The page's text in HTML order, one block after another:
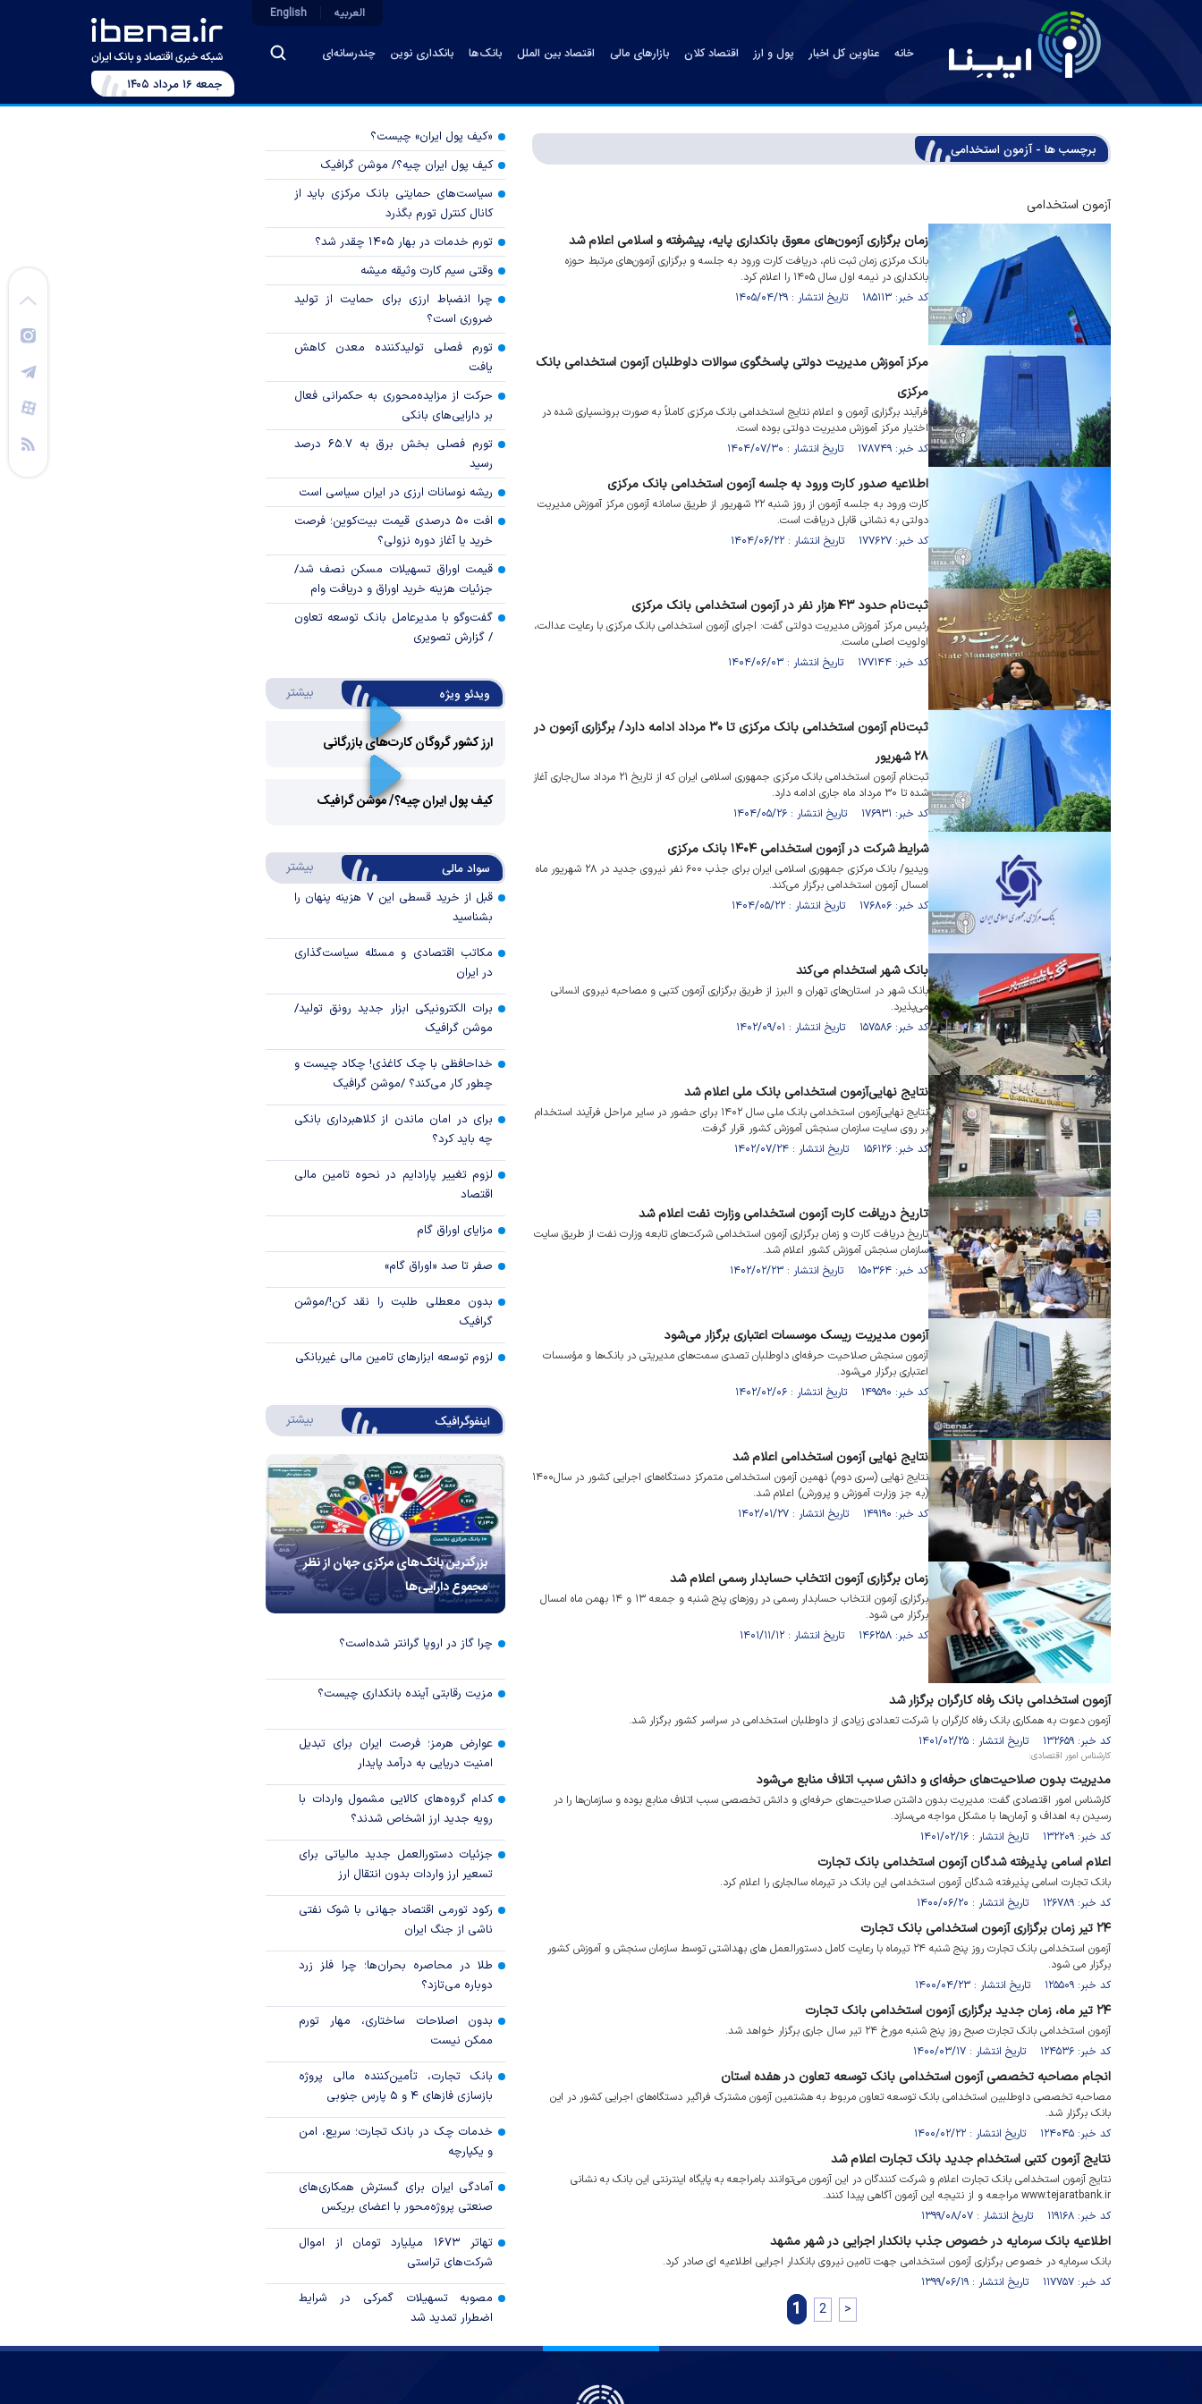
خانه عناوین کل اخبار پول و ارز اقتصاد کلان بازارهای مالی اقتصاد بین الملل بانک‌ها بانکداری نوین چندرسانه‌ای
العربیه English
جمعه ۱۶ مرداد ۱۴۰۵
برچسب ها - آزمون استخدامی
آزمون استخدامی
زمان برگزاری آزمون‌های معوق بانکداری پایه، پیشرفته و اسلامی اعلام شد
بانک مرکزی زمان ثبت نام، دریافت کارت ورود به جلسه و برگزاری آزمون‌های مرتبط حوزه
بانکداری در نیمه اول سال ۱۴۰۵ را اعلام کرد.
کد خبر: ۱۸۵۱۱۳ تاریخ انتشار : ۱۴۰۵/۰۴/۲۹
مرکز آموزش مدیریت دولتی پاسخگوی سوالات داوطلبان آزمون استخدامی بانک
مرکزی
فرآیند برگزاری آزمون و اعلام نتایج استخدامی بانک مرکزی کاملاً به صورت برونسپاری شده در
اختیار مرکز آموزش مدیریت دولتی بوده است.
کد خبر: ۱۷۸۷۴۹ تاریخ انتشار : ۱۴۰۴/۰۷/۳۰
اطلاعیه صدور کارت ورود به جلسه آزمون استخدامی بانک مرکزی
کارت ورود به جلسه آزمون از روز شنبه ۲۲ شهریور از طریق سامانه آزمون مرکز آموزش مدیریت
دولتی به نشانی قابل دریافت است.
کد خبر: ۱۷۷۶۲۷ تاریخ انتشار : ۱۴۰۴/۰۶/۲۲
ثبت‌نام حدود ۴۳ هزار نفر در آزمون استخدامی بانک مرکزی
رئیس مرکز آموزش مدیریت دولتی گفت: اجرای آزمون استخدامی بانک مرکزی با رعایت عدالت،
اولویت اصلی ماست.
کد خبر: ۱۷۷۱۴۴ تاریخ انتشار : ۱۴۰۴/۰۶/۰۳
ثبت‌نام آزمون استخدامی بانک مرکزی تا ۳۰ مرداد ادامه دارد/ برگزاری آزمون در
۲۸ شهریور
ثبت‌نام آزمون استخدامی بانک مرکزی جمهوری اسلامی ایران که از تاریخ ۲۱ مرداد سال‌جاری آغاز
شده تا ۳۰ مرداد ماه جاری ادامه دارد.
کد خبر: ۱۷۶۹۳۱ تاریخ انتشار : ۱۴۰۴/۰۵/۲۶
شرایط شرکت در آزمون استخدامی ۱۴۰۴ بانک مرکزی
ویدیو/ بانک مرکزی جمهوری اسلامی ایران برای جذب ۶۰۰ نفر نیروی جدید در ۲۸ شهریور ماه
امسال آزمون استخدامی برگزار می‌کند.
کد خبر: ۱۷۶۸۰۶ تاریخ انتشار : ۱۴۰۴/۰۵/۲۲
بانک شهر استخدام می‌کند
بانک شهر در استان‌های تهران و البرز از طریق برگزاری آزمون کتبی و مصاحبه نیروی انسانی
می‌پذیرد.
کد خبر: ۱۵۷۵۸۶ تاریخ انتشار : ۱۴۰۲/۰۹/۰۱
نتایج نهایی‌آزمون استخدامی بانک ملی اعلام شد
نتایج نهایی‌آزمون استخدامی بانک ملی سال ۱۴۰۲ برای حضور در سایر مراحل فرآیند استخدام
بر روی سایت سازمان سنجش آموزش کشور قرار گرفت.
کد خبر: ۱۵۶۱۲۶ تاریخ انتشار : ۱۴۰۲/۰۷/۲۴
تاریخ دریافت کارت آزمون استخدامی وزارت نفت اعلام شد
تاریخ دریافت کارت و زمان‌ برگزاری آزمون استخدامی شرکت‌های تابعه وزارت نفت از طریق سایت
سازمان سنجش آموزش کشور اعلام شد.
کد خبر: ۱۵۰۳۶۴ تاریخ انتشار : ۱۴۰۲/۰۲/۲۳
آزمون مدیریت ریسک موسسات اعتباری برگزار می‌شود
آزمون سنجش صلاحیت حرفه‌ای داوطلبان تصدی سمت‌های مدیریتی در بانک‌ها و مؤسسات
اعتباری برگزار می‌شود.
کد خبر: ۱۴۹۵۹۰ تاریخ انتشار : ۱۴۰۲/۰۲/۰۶
نتایج نهایی آزمون استخدامی اعلام شد
نتایج نهایی (سری دوم) نهمین آزمون استخدامی متمرکز دستگاه‌های اجرایی کشور در سال۱۴۰۰
(به جز وزارت آموزش و پرورش) اعلام شد.
کد خبر: ۱۴۹۱۹۰ تاریخ انتشار : ۱۴۰۲/۰۱/۲۷
زمان برگزاری آزمون انتخاب حسابدار رسمی اعلام شد
برگزاری آزمون انتخاب حسابدار رسمی در روز‌های پنج شنبه و جمعه ۱۳ و ۱۴ بهمن ماه امسال
برگزار می شود.
کد خبر: ۱۴۶۲۵۸ تاریخ انتشار : ۱۴۰۱/۱۱/۱۲
آزمون استخدامی بانک رفاه کارگران برگزار شد
آزمون دعوت به همکاری بانک رفاه کارگران با شرکت تعدادی زیادی از داوطلبان استخدامی در سراسر کشور برگزار شد.
کد خبر: ۱۳۲۶۵۹ تاریخ انتشار : ۱۴۰۱/۰۲/۲۵
کارشناس امور اقتصادی:
مدیریت بدون صلاحیت‌های حرفه‌ای و دانش سبب اتلاف منابع می‌شود
کارشناس امور اقتصادی گفت: مدیریت بدون داشتن صلاحیت‌های حرفه‌ای و دانش تخصصی سبب اتلاف منابع بوده و سازمان‌ها را در
رسیدن به اهداف و آرمان‌ها با مشکل مواجه می‌سازد.
کد خبر: ۱۳۲۲۰۹ تاریخ انتشار : ۱۴۰۱/۰۲/۱۶
اعلام اسامی پذیرفته شدگان آزمون استخدامی بانک تجارت
بانک تجارت اسامی پذیرفته شدگان آزمون استخدامی این بانک در تیرماه سالجاری را اعلام کرد.
کد خبر: ۱۲۶۷۸۹ تاریخ انتشار : ۱۴۰۰/۰۶/۲۰
۲۴ تیر زمان برگزاری آزمون استخدامی بانک تجارت
آزمون استخدامی بانک تجارت روز پنج شنبه ۲۴ تیرماه با رعایت کامل دستورالعمل های بهداشتی توسط سازمان سنجش و آموزش کشور
برگزار می شود.
کد خبر: ۱۲۵۵۰۹ تاریخ انتشار : ۱۴۰۰/۰۴/۲۳
۲۴ تیر ماه، زمان جدید برگزاری آزمون استخدامی بانک تجارت
آزمون استخدامی بانک تجارت صبح روز پنج شنبه مورخ ۲۴ تیر سال جاری برگزار خواهد شد.
کد خبر: ۱۲۴۵۳۶ تاریخ انتشار : ۱۴۰۰/۰۳/۱۷
انجام مصاحبه تخصصی آزمون استخدامی بانک توسعه تعاون در هفده استان
مصاحبه تخصصی داوطلبین استخدامی بانک توسعه تعاون مربوط به هشتمین آزمون مشترک فراگیر دستگاه‌های اجرایی کشور در این
بانک برگزار شد.
کد خبر: ۱۲۴۰۴۵ تاریخ انتشار : ۱۴۰۰/۰۲/۲۲
نتایج آزمون کتبی استخدام جدید بانک تجارت اعلام شد
نتایج آزمون استخدامی بانک تجارت اعلام و شرکت کنندگان در این آزمون می‌توانند بامراجعه به پایگاه اینترنتی این بانک به نشانی
www.tejaratbank.ir مراجعه و از نتیجه این آزمون آگاهی پیدا کنند.
کد خبر: ۱۱۹۱۶۸ تاریخ انتشار : ۱۳۹۹/۰۸/۰۷
اطلاعیه بانک سرمایه در خصوص جذب بانکدار اجرایی در شهر مشهد
بانک سرمایه در خصوص برگزاری آزمون استخدامی جهت تامین نیروی بانکدار اجرایی اطلاعیه ای صادر کرد.
کد خبر: ۱۱۷۷۵۷ تاریخ انتشار : ۱۳۹۹/۰۶/۱۹
1 2 >
«کیف پول ایران» چیست؟
کیف پول ایران چیه؟/ موشن گرافیک
سیاست‌های حمایتی بانک مرکزی باید از
کانال کنترل تورم بگذرد
تورم خدمات در بهار ۱۴۰۵ چقدر شد؟
وقتی سیم کارت وثیقه میشه
چرا انضباط ارزی برای حمایت از تولید
ضروری است؟
تورم فصلی تولیدکننده معدن کاهش
یافت
حرکت از مزایده‌محوری به حکمرانی فعال
بر دارایی‌های بانکی
تورم فصلی بخش برق به ۶۵.۷ درصد
رسید
ریشه نوسانات ارزی در ایران سیاسی است
افت ۵۰ درصدی قیمت بیت‌کوین؛ فرصت
خرید یا آغاز دوره نزولی؟
قیمت اوراق تسهیلات مسکن نصف شد/
جزئیات هزینه خرید اوراق و دریافت وام
گفت‌وگو با مدیرعامل بانک توسعه تعاون
/ گزارش تصویری
ویدئو ویژه بیشتر درباره ویدئو ویژه
ارز کشور گروگان کارت‌های بازرگانی
Video
کیف پول ایران چیه؟/ موشن گرافیک
سواد مالی بیشتر درباره سواد مالی
قبل از خرید قسطی این ۷ هزینه پنهان را
بشناسید
مکاتب اقتصادی و مسئله سیاست‌گذاری
در ایران
برات الکترونیکی ابزار جدید رونق تولید/
موشن گرافیک
خداحافظی با چک کاغذی! چکاد چیست و
چطور کار می‌کند؟ /موشن گرافیک
برای در امان ماندن از کلاهبرداری بانکی
چه باید کرد؟
لزوم تغییر پارادایم در نحوه تامین مالی
اقتصاد
مزایای اوراق گام
صفر تا صد «اوراق گام»
بدون معطلی طلبت را نقد کن!/موشن
گرافیک
لزوم توسعه ابزارهای تامین مالی غیربانکی
اینفوگرافیک بیشتر درباره اینفوگرافیک
بزرگترین بانک‌های مرکزی جهان از نظر
مجموع دارایی‌ها
چرا گاز در اروپا گرانتر شده‌است؟
مزیت رقابتی آینده بانکداری چیست؟
عوارض هرمز؛ فرصت ایران برای تبدیل
امنیت دریایی به درآمد پایدار
کدام گروه‌های کالایی مشمول واردات با
رویه جدید ارز اشخاص شدند؟
جزئیات دستورالعمل جدید مالیاتی برای
تسعیر ارز واردات بدون انتقال ارز
رکود تورمی اقتصاد جهانی با شوک نفتی
ناشی از جنگ ایران
طلا در محاصره بحران‌ها؛ چرا فلز زرد
دوباره می‌تازد؟
بدون اصلاحات ساختاری، مهار تورم
ممکن نیست
بانک تجارت، تأمین‌کننده مالی پروژه
بازسازی فاز‌های ۴ و ۵ پارس جنوبی
خدمات چک در بانک تجارت؛ سریع، امن
و یکپارچه
آمادگی ایران برای گسترش همکاری‌های
صنعتی پروژه‌محور با اعضای بریکس
تهاتر ۱۶۷۳ میلیارد تومان از اموال
شرکت‌های تراستی
مصوبه تسهیلات گمرکی در شرایط
اضطرار تمدید شد